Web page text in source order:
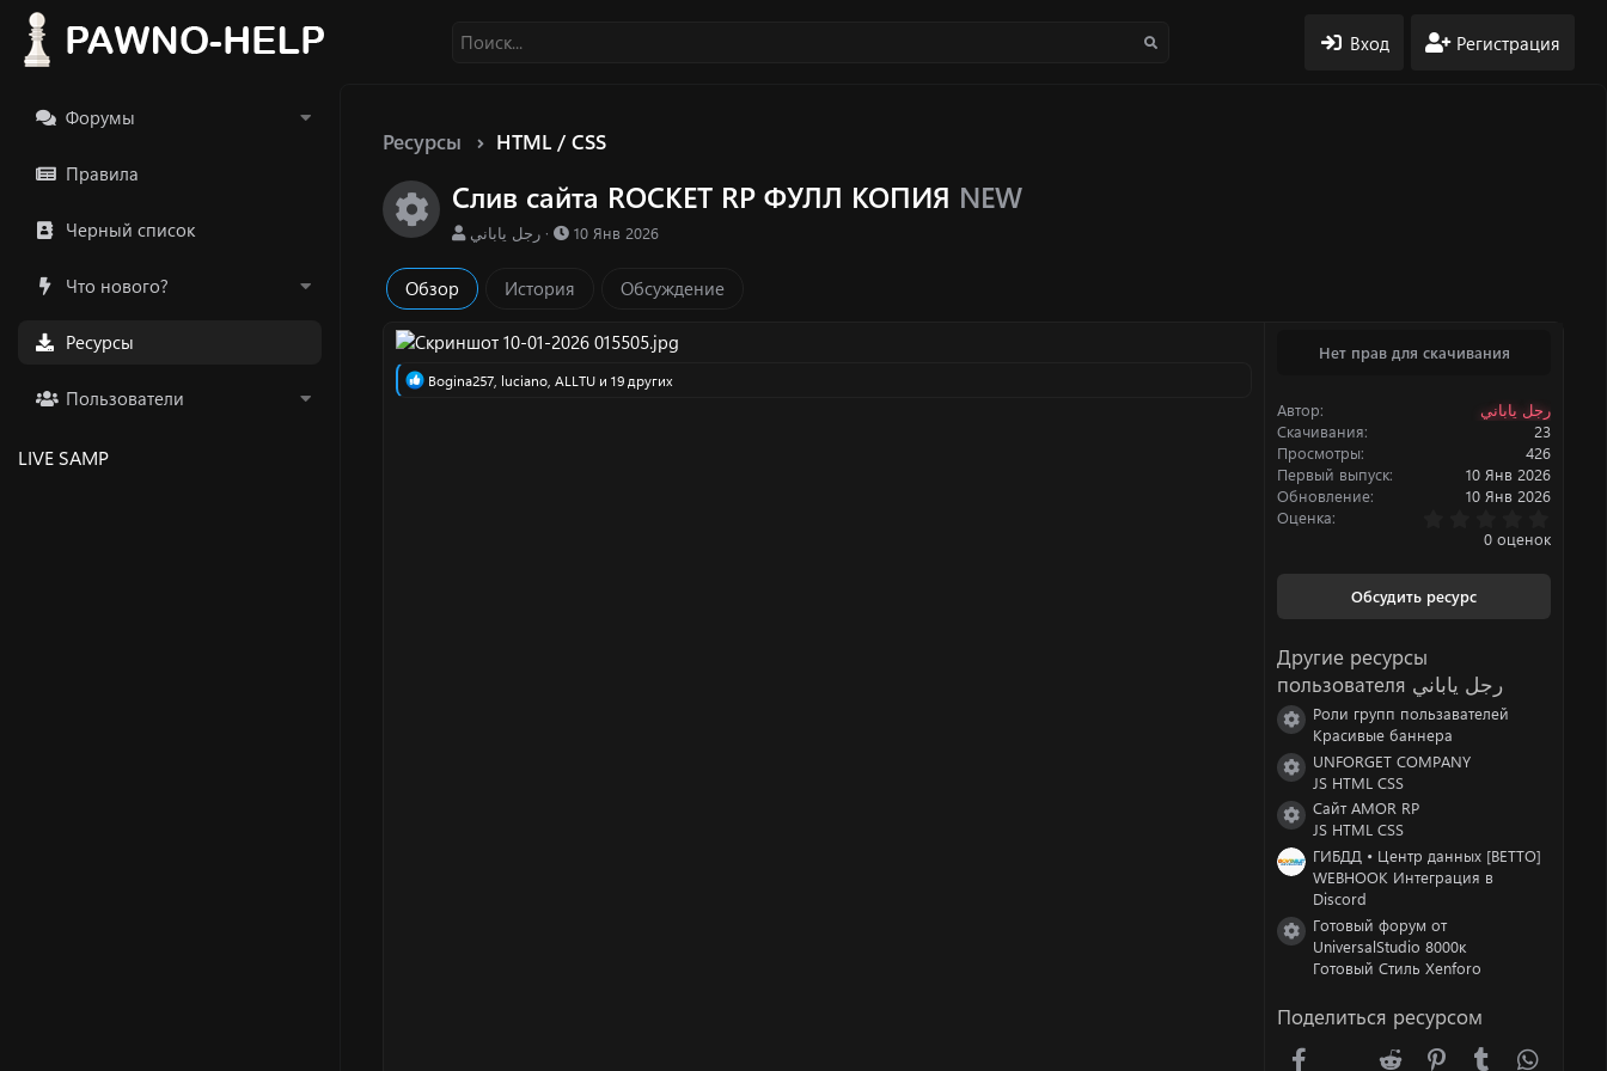
Вход Регистрация
Форумы
Правила
Черный список
Что нового?
Ресурсы
Пользователи
LIVE SAMP
Ресурсы HTML / CSS
Иконка ресурса
Слив сайта ROCKET RP ФУЛЛ КОПИЯ NEW
А
т
о
رجل ياباني
Д
а
о
д
10 Янв 2026
Обзор История Обсуждение
Р
Bogina257, luciano, ALLTU и 19 других
Нет прав для скачивания
Автор
رجل ياباني
Скачивания
23
Просмотры
426
Первый выпуск
10 Янв 2026
Обновление
10 Янв 2026
Оценка
.
0
0 оценок
Обсудить ресурс
Другие ресурсы
пользователя رجل ياباني
Иконка ресурса
Роли групп пользавателей
Красивые баннера
Иконка ресурса
UNFORGET COMPANY
JS HTML CSS
Иконка ресурса
Сайт AMOR RP
JS HTML CSS
ГИБДД • Центр данных [BETTO]
WEBHOOK Интеграция в
Discord
Иконка ресурса
Готовый форум от
UniversalStudio 8000к
Готовый Стиль Xenforo
Поделиться ресурсом
FacebookX (Twitter)
Reddit PinterestTumblr